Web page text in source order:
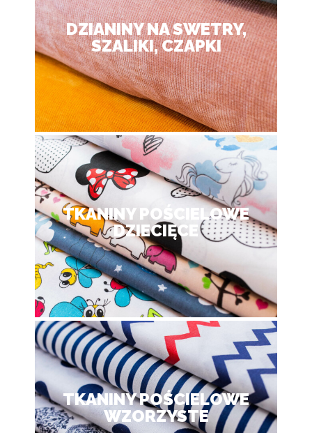
DZIANINY NA SWETRY,
SZALIKI, CZAPKI
TKANINY POŚCIELOWE
DZIECIĘCE
TKANINY POŚCIELOWE
WZORZYSTE